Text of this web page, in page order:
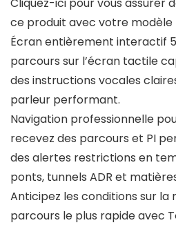
Cliquez-ici pour vous assurer
ce produit avec votre modèle
Écran entièrement interactif
parcours sur l’écran tactile
des instructions vocales
parleur performant.
Navigation professionnelle
recevez des parcours et PI
des alertes restrictions en
ponts, tunnels ADR et
Anticipez les conditions sur la
parcours le plus rapide avec